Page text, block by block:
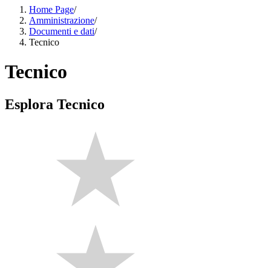
Home Page/
Amministrazione/
Documenti e dati/
Tecnico
Tecnico
Esplora Tecnico